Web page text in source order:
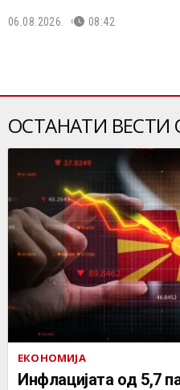
06.08.2026. 08:42
ОСТАНАТИ ВЕСТИ
ЕКОНОМИЈА
Инфлацијата од 5,7